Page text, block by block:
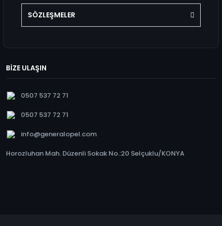
SÖZLEŞMELER
BİZE ULAŞIN
0507 537 72 71
0507 537 72 71
info@generalopel.com
Horozluhan Mah. Düzenli Sokak No.:20 Selçuklu/KONYA